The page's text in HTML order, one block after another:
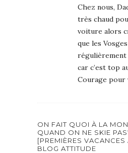
Chez nous,
très chaud
voiture alors
que les
régulièrement
car c’est top
Courage pour
ON FAIT QUOI À LA
QUAND ON NE SKIE
[PREMIÈRES
BLOG ATTITUDE